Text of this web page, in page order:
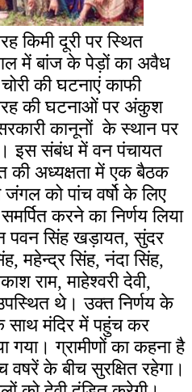
किमी दूरी पर स्थित
में बांज के पेड़ों का अवैध
की घटनाएं काफी
की घटनाओं पर अंकुश
कानूनों के स्थान पर
इस संबंध में वन पंचायत
अध्यक्षता में एक बैठक
को पांच वर्षो के लिए
करने का निर्णय लिया
पवन सिंह खड़ायत, सुंदर
महेन्द्र सिंह, नंदा सिंह,
राम, माहेश्वरी देवी,
थे। उक्त निर्णय के
साथ मंदिर में पहुंच कर
गया। ग्रामीणों का कहना है
वषरें के बीच सुरक्षित रहेगा।